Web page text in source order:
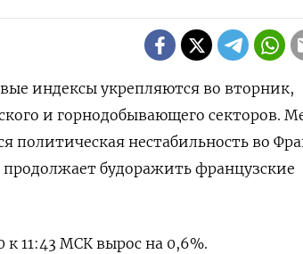
индексы укрепляются во вторник,
и горнодобывающего секторов.
политическая нестабильность во
продолжает будоражить французские
к 11:43 МСК вырос на 0,6%.